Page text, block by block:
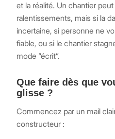
et la réalité. Un chantier
ralentissements, mais si la
incertaine, si personne ne
fiable, ou si le chantier
mode “écrit”.
Que faire dès que
glisse ?
Commencez par un mail
constructeur :